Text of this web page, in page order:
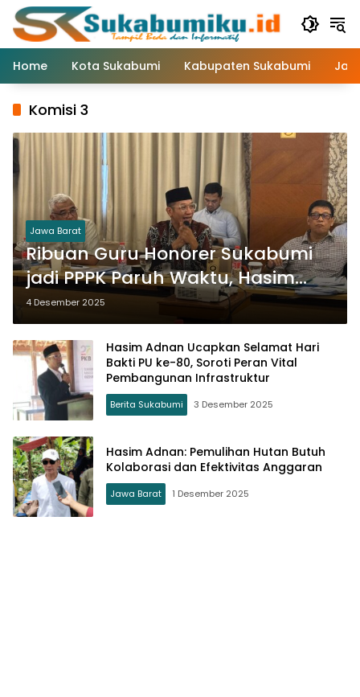
Langsung
konten
Home
Kota Sukabumi Kabupaten Sukabumi
Komisi 3
Jawa Barat
Ribuan Guru Honorer Sukabumi
jadi PPPK Paruh Waktu, Hasim
Adnan: Apresiasi Negara untuk
Pahlawan Tanpa Tanda Jasa
4 Desember 2025
Hasim Adnan Ucapkan Selamat Hari
Bakti PU ke-80, Soroti Peran Vital
Pembangunan Infrastruktur
Berita Sukabumi 3 Desember 2025
Hasim Adnan: Pemulihan Hutan Butuh
Kolaborasi dan Efektivitas Anggaran
Jawa Barat 1 Desember 2025